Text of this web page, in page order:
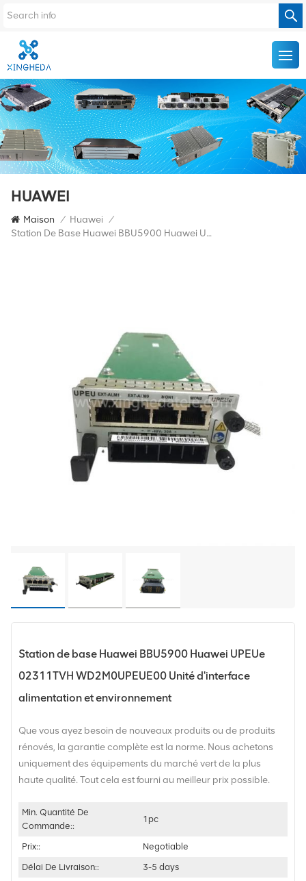
HUAWEI
Maison / Huawei /
Station De Base Huawei BBU5900 Huawei UPEUe 02311TVH WD2M0UPEUE00 Unité D'interface Alimentation Et Environnement
Station de base Huawei BBU5900 Huawei UPEUe
02311TVH WD2M0UPEUE00 Unité d'interface
alimentation et environnement
Que vous ayez besoin de nouveaux produits ou de produits
rénovés, la garantie complète est la norme. Nous achetons
uniquement des équipements du marché vert de la plus
haute qualité. Tout cela est fourni au meilleur prix possible.
Min. Quantité De
Commande::
1pc
Prix::
Negotiable
Délai De Livraison::
3-5 days